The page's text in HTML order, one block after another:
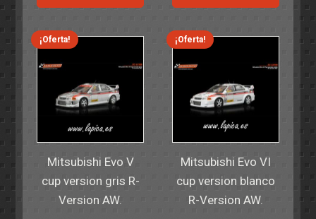
era:
14,30€.
es:
11,25€.
era:
6,00€.
es:
4,50€.
¡Oferta!
Mitsubishi Evo V
cup version gris R-
Version AW.
¡Oferta!
Mitsubishi Evo VI
cup version blanco
R-Version AW.